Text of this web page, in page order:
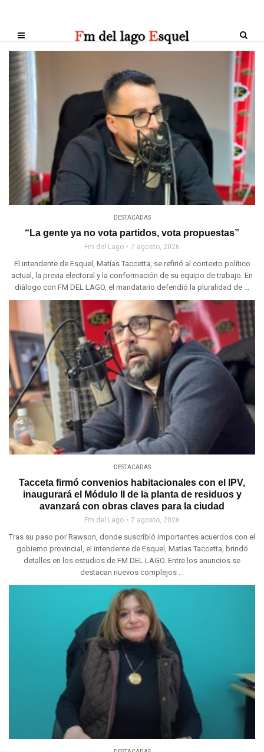
DESTACADAS
“La gente ya no vota partidos, vota propuestas”
Fm del Lago 7 agosto, 2026
El intendente de Esquel, Matías Taccetta, se refirió al contexto político
actual, la previa electoral y la conformación de su equipo de trabajo. En
diálogo con FM DEL LAGO, el mandatario defendió la pluralidad de ...
DESTACADAS
Tacceta firmó convenios habitacionales con el IPV,
inaugurará el Módulo II de la planta de residuos y
avanzará con obras claves para la ciudad
Fm del Lago 7 agosto, 2026
Tras su paso por Rawson, donde suscribió importantes acuerdos con el
gobierno provincial, el intendente de Esquel, Matías Taccetta, brindó
detalles en los estudios de FM DEL LAGO. Entre los anuncios se
destacan nuevos complejos ...